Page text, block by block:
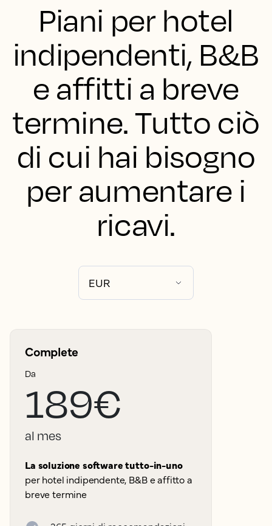
Piani per hotel
indipendenti, B&B
e affitti a breve
termine. Tutto ciò
di cui hai bisogno
per aumentare i
ricavi.
Complete
Da
189€
al mes
La soluzione software tutto-in-uno
per hotel indipendente, B&B e affitto a
breve termine